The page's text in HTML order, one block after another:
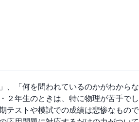
、「何を問われているのかがわから
２年生のときは、特に物理が苦手で
テストや模試での成績は悲惨なもの